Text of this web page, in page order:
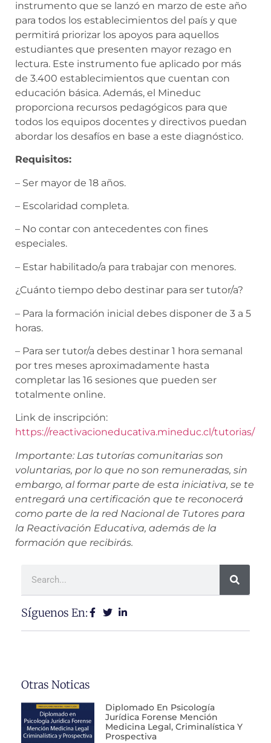
instrumento que se lanzó en marzo de este año
para todos los establecimientos del país y que
permitirá priorizar los apoyos para aquellos
estudiantes que presenten mayor rezago en
lectura. Este instrumento fue aplicado por más
de 3.400 establecimientos que cuentan con
educación básica. Además, el Mineduc
proporciona recursos pedagógicos para que
todos los equipos docentes y directivos puedan
abordar los desafíos en base a este diagnóstico.
Requisitos:
– Ser mayor de 18 años.
– Escolaridad completa.
– No contar con antecedentes con fines
especiales.
– Estar habilitado/a para trabajar con menores.
¿Cuánto tiempo debo destinar para ser tutor/a?
– Para la formación inicial debes disponer de 3 a 5
horas.
– Para ser tutor/a debes destinar 1 hora semanal
por tres meses aproximadamente hasta
completar las 16 sesiones que pueden ser
totalmente online.
Link de inscripción:
https://reactivacioneducativa.mineduc.cl/tutorias/
Importante: Las tutorías comunitarias son
voluntarias, por lo que no son remuneradas, sin
embargo, al formar parte de esta iniciativa, se te
entregará una certificación que te reconocerá
como parte de la red Nacional de Tutores para
la Reactivación Educativa, además de la
formación que recibirás.
Síguenos En:
Otras Noticas
Diplomado En Psicología
Jurídica Forense Mención
Medicina Legal, Criminalística Y
Prospectiva